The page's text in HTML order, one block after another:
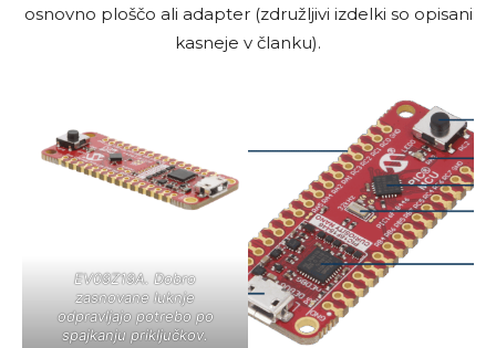
osnovno ploščo ali adapter (združljivi izdelki so opisani
kasneje v članku).
EV09Z19A. Dobro
zasnovane luknje
odpravljajo potrebo po
spajkanju priključkov.